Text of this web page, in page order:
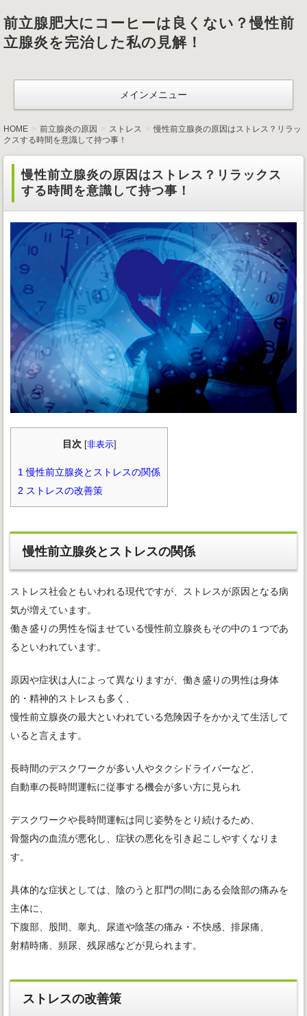
前立腺肥大にコーヒーは良くない？慢性前
立腺炎を完治した私の見解！
メインメニュー
HOME 前立腺炎の原因 ストレス
慢性前立腺炎の原因はストレス？リラッ
クスする時間を意識して持つ事！
慢性前立腺炎の原因はストレス？リラックス
する時間を意識して持つ事！
目次 非表示]
1 慢性前立腺炎とストレスの関係
2 ストレスの改善策
慢性前立腺炎とストレスの関係
ストレス社会ともいわれる現代ですが、ストレスが原因となる病
気が増えています。
働き盛りの男性を悩ませている慢性前立腺炎もその中の１つであ
るといわれています。
原因や症状は人によって異なりますが、働き盛りの男性は身体
的・精神的ストレスも多く、
慢性前立腺炎の最大といわれている危険因子をかかえて生活して
いると言えます。
長時間のデスクワークが多い人やタクシドライバーなど、
自動車の長時間運転に従事する機会が多い方に見られ
デスクワークや長時間運転は同じ姿勢をとり続けるため、
骨盤内の血流が悪化し、症状の悪化を引き起こしやすくなりま
す。
具体的な症状としては、陰のうと肛門の間にある会陰部の痛みを
主体に、
下腹部、股間、睾丸、尿道や陰茎の痛み・不快感、排尿痛、
射精時痛、頻尿、残尿感などが見られます。
ストレスの改善策